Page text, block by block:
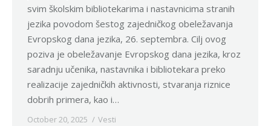
svim školskim bibliotekarima i nastavnicima stranih
jezika povodom šestog zajedničkog obeležavanja
Evropskog dana jezika, 26. septembra. Cilj ovog
poziva je obeležavanje Evropskog dana jezika, kroz
saradnju učenika, nastavnika i bibliotekara preko
realizacije zajedničkih aktivnosti, stvaranja riznice
dobrih primera, kao i…
October 20, 2025 Vesti